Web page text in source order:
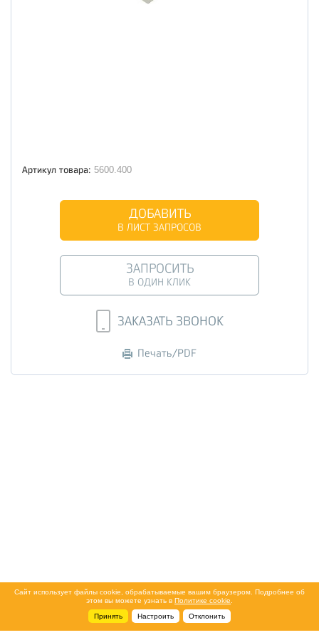
Артикул товара: 5600.400
ДОБАВИТЬ
В ЛИСТ ЗАПРОСОВ
ЗАПРОСИТЬ
В ОДИН КЛИК
ЗАКАЗАТЬ ЗВОНОК
Печать/PDF
Сайт использует файлы cookie, обрабатываемые вашим браузером. Подробнее об
этом вы можете узнать в Политике cookie
Принять
Настроить Отклонить